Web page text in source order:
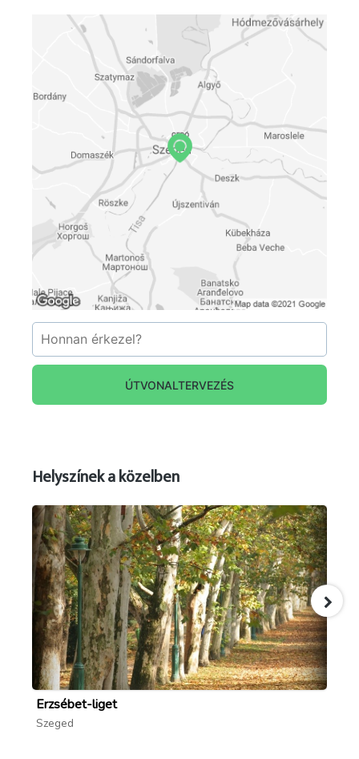
megpillanthatóak a távoli galaxisok, a halvány
csillagködök és a zsúfolt csillaghalmazok,
valamint érdekes részleteket fedezhetünk fel a
Naprendszer égitestjein.
ÚTVONALTERVEZÉS
Helyszínek a közelben
Erzsébet-liget
Szeged